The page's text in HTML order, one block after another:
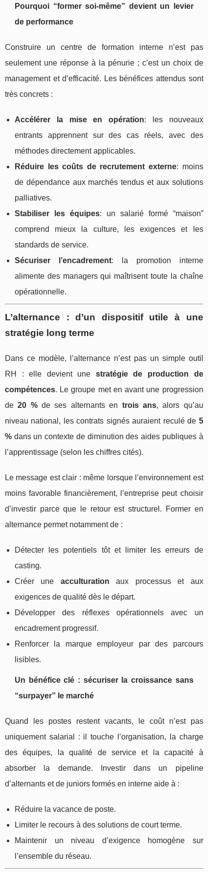
Pourquoi “former soi-même” devient un levier
de performance
Construire un centre de formation interne n’est pas
seulement une réponse à la pénurie ; c’est un choix de
management et d’efficacité. Les bénéfices attendus sont
très concrets :
Accélérer la mise en opération: les nouveaux
entrants apprennent sur des cas réels, avec des
méthodes directement applicables.
Réduire les coûts de recrutement externe: moins
de dépendance aux marchés tendus et aux solutions
palliatives.
Stabiliser les équipes: un salarié formé “maison”
comprend mieux la culture, les exigences et les
standards de service.
Sécuriser l’encadrement: la promotion interne
alimente des managers qui maîtrisent toute la chaîne
opérationnelle.
L’alternance : d’un dispositif utile à une
stratégie long terme
Dans ce modèle, l’alternance n’est pas un simple outil
RH : elle devient une stratégie de production de
compétences. Le groupe met en avant une progression
de20 %de ses alternants en trois ans, alors qu’au
niveau national, les contrats signés auraient reculé de 5
% dans un contexte de diminution des aides publiques à
l’apprentissage (selon les chiffres cités).
Le message est clair : même lorsque l’environnement est
moins favorable financièrement, l’entreprise peut choisir
d’investir parce que le retour est structurel. Former en
alternance permet notamment de :
Détecter les potentiels tôt et limiter les erreurs de
casting.
Créer une acculturation aux processus et aux
exigences de qualité dès le départ.
Développer des réflexes opérationnels avec un
encadrement progressif.
Renforcer la marque employeur par des parcours
lisibles.
Un bénéfice clé : sécuriser la croissance sans
“surpayer” le marché
Quand les postes restent vacants, le coût n’est pas
uniquement salarial : il touche l’organisation, la charge
des équipes, la qualité de service et la capacité à
absorber la demande. Investir dans un pipeline
d’alternants et de juniors formés en interne aide à :
Réduire la vacance de poste.
Limiter le recours à des solutions de court terme.
Maintenir un niveau d’exigence homogène sur
l’ensemble du réseau.